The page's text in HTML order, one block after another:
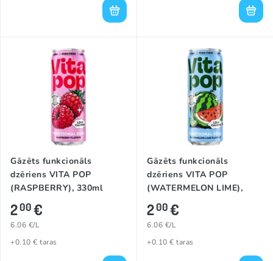
Gāzēts funkcionāls
dzēriens VITA POP
(RASPBERRY), 330ml
200€
6.06 €/L
+0.10 € taras
Gāzēts funkcionāls
dzēriens VITA POP
(WATERMELON LIME),
330ml
200€
6.06 €/L
+0.10 € taras